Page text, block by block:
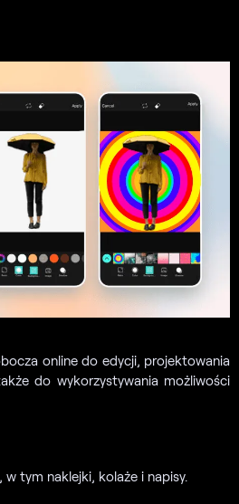
online do edycji, projektowania
do wykorzystywania możliwości
tym naklejki, kolaże i napisy.